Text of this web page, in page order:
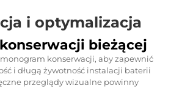
i optymalizacja
bieżącej
konserwacji, aby zapewnić
i długą żywotność instalacji baterii
przeglądy wizualne powinny